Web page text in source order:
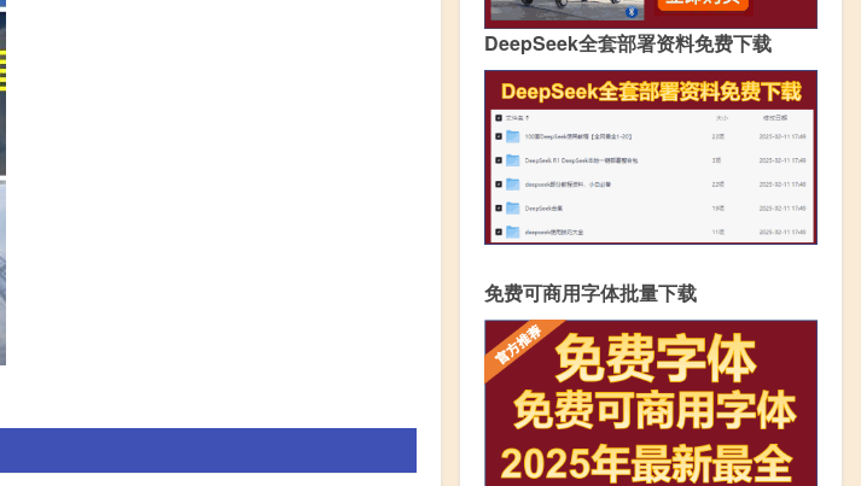
DeepSeek全套部署资料免费下载
免费可商用字体批量下载